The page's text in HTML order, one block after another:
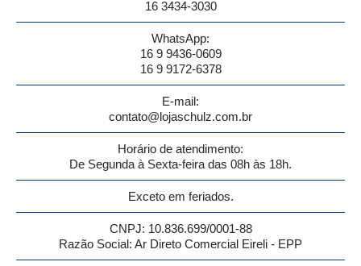
16 3434-3030
WhatsApp:
16 9 9436-0609
16 9 9172-6378
E-mail:
contato@lojaschulz.com.br
Horário de atendimento:
De Segunda à Sexta-feira das 08h às 18h.
Exceto em feriados.
CNPJ: 10.836.699/0001-88
Razão Social: Ar Direto Comercial Eireli - EPP